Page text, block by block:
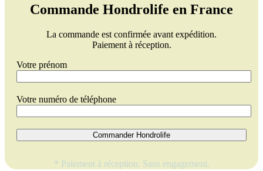
Commande Hondrolife en France
La commande est confirmée avant expédition.
Paiement à réception.
Votre prénom
Votre numéro de téléphone
Commander Hondrolife
* Paiement à réception. Sans engagement.